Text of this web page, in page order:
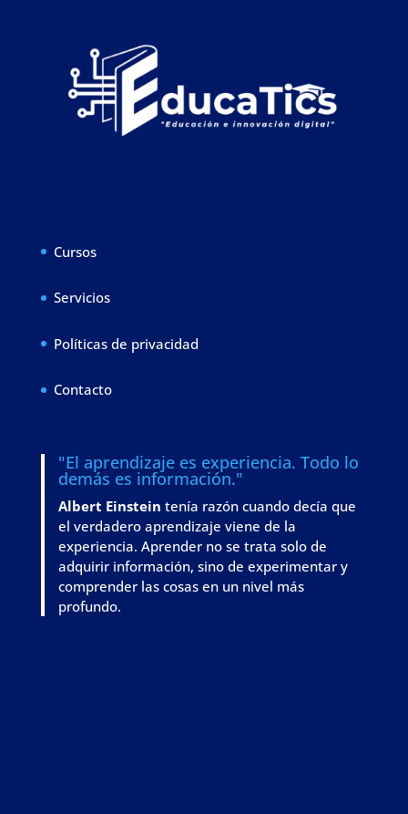
Cursos
Servicios
Políticas de privacidad
Contacto
"El aprendizaje es experiencia. Todo lo
demás es información."
Albert Einstein tenía razón cuando decía que
el verdadero aprendizaje viene de la
experiencia. Aprender no se trata solo de
adquirir información, sino de experimentar y
comprender las cosas en un nivel más
profundo.